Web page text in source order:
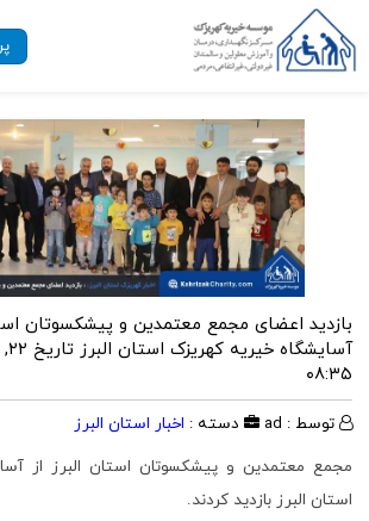
بازدید اعضای مجمع معتمدین و پیشکسوتان
آسایشگاه خیریه کهریزک استان البرز
۰۸:۳۵
توسط : ad دسته : اخبار استان البرز
مجمع معتمدین و پیشکسوتان استان البرز از
استان البرز بازدید کردند.